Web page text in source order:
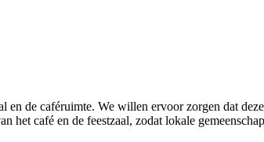
de caféruimte. We willen ervoor zorgen dat
het café en de feestzaal, zodat lokale